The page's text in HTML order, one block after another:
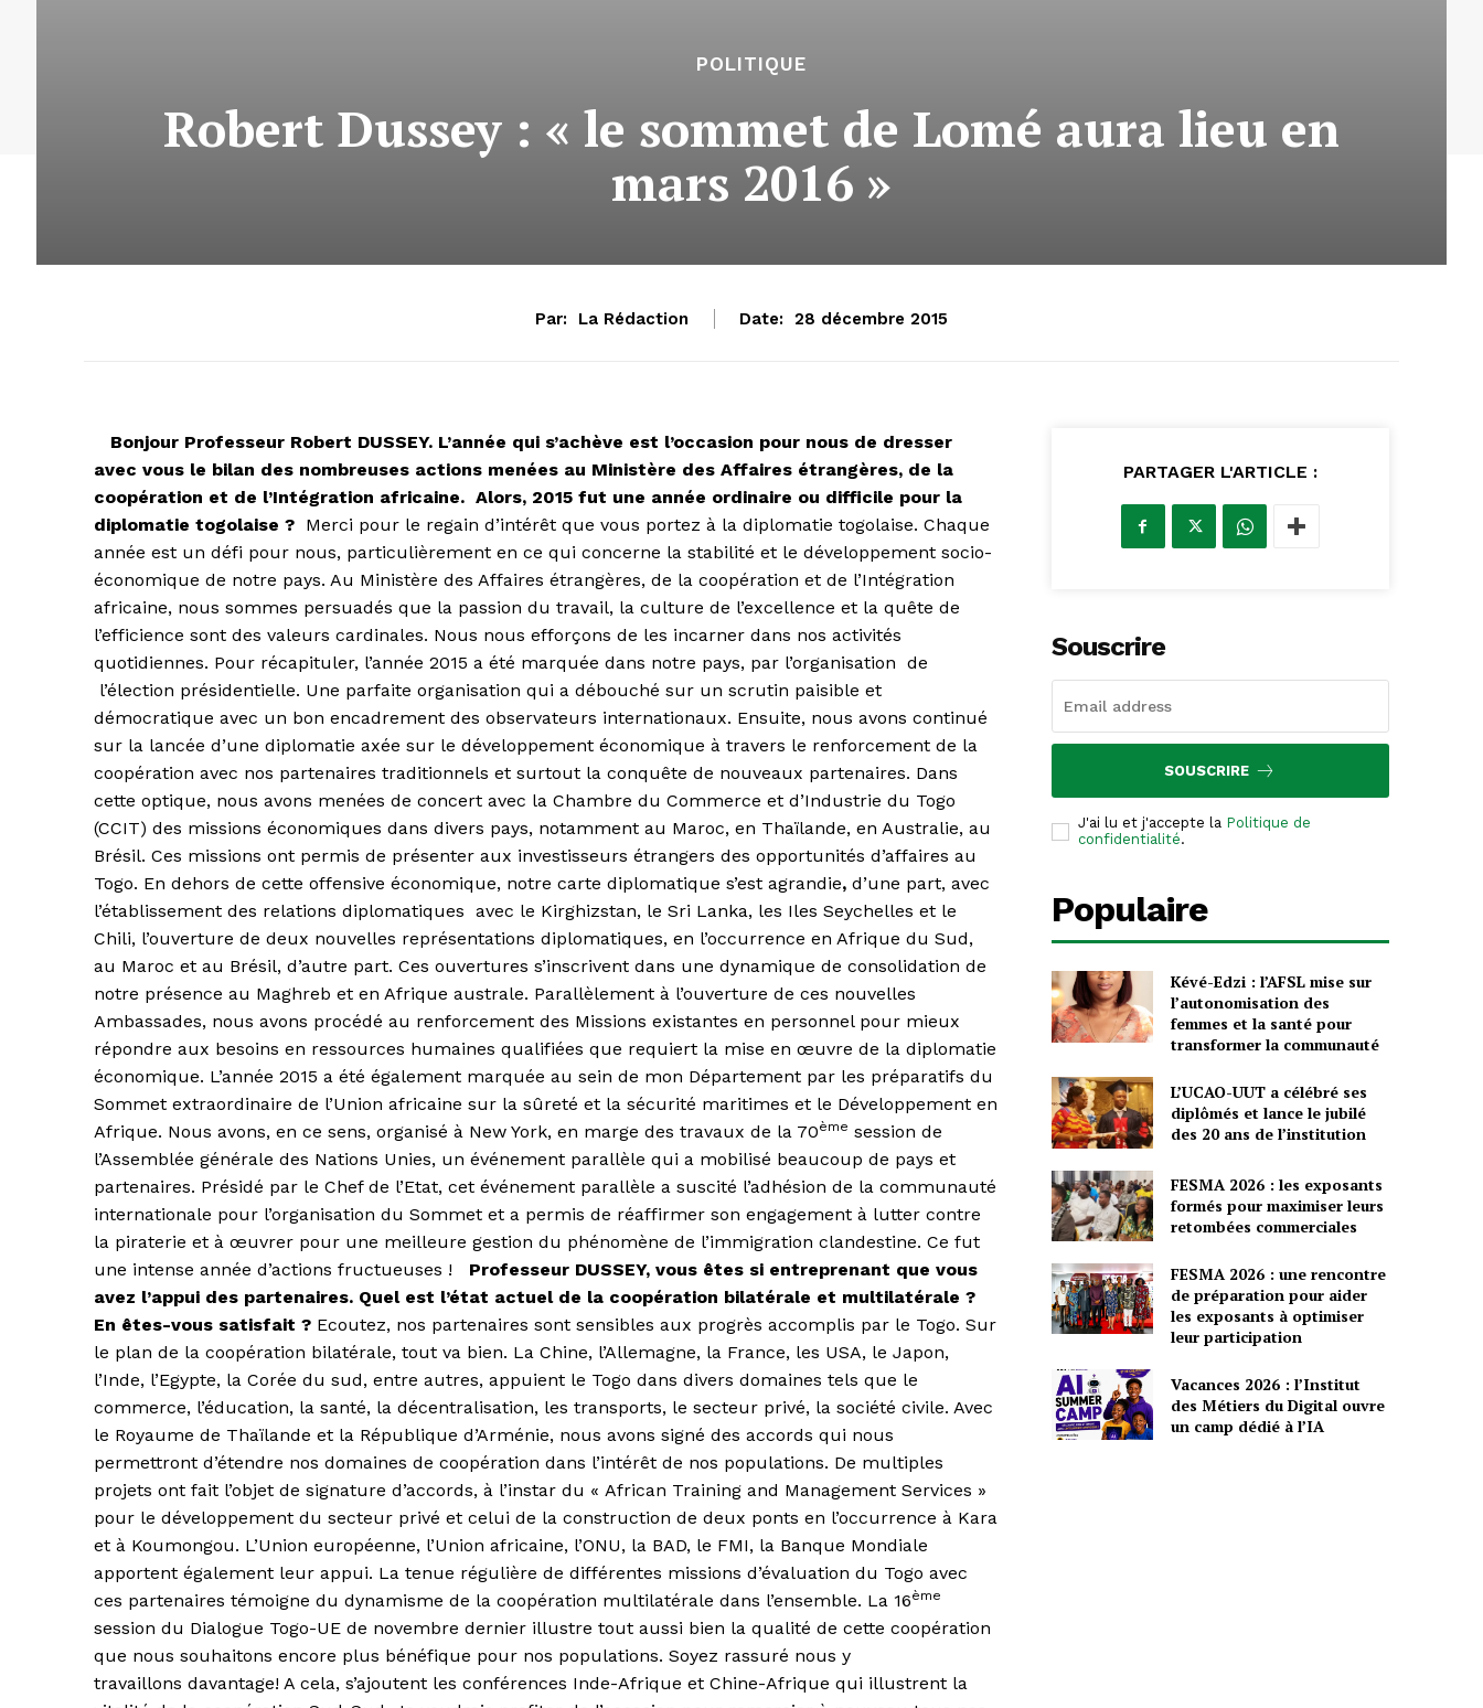
POLITIQUE
Robert Dussey : « le sommet de Lomé aura lieu en
mars 2016 »
Par: La Rédaction Date: 28 décembre 2015
Bonjour Professeur Robert DUSSEY. L’année qui s’achève est l’occasion pour nous de dresser
avec vous le bilan des nombreuses actions menées au Ministère des Affaires étrangères, de la
coopération et de l’Intégration africaine. Alors, 2015 fut une année ordinaire ou difficile pour la
diplomatie togolaise ? Merci pour le regain d’intérêt que vous portez à la diplomatie togolaise. Chaque
année est un défi pour nous, particulièrement en ce qui concerne la stabilité et le développement socio-
économique de notre pays. Au Ministère des Affaires étrangères, de la coopération et de l’Intégration
africaine, nous sommes persuadés que la passion du travail, la culture de l’excellence et la quête de
l’efficience sont des valeurs cardinales. Nous nous efforçons de les incarner dans nos activités
quotidiennes. Pour récapituler, l’année 2015 a été marquée dans notre pays, par l’organisation de
l’élection présidentielle. Une parfaite organisation qui a débouché sur un scrutin paisible et
démocratique avec un bon encadrement des observateurs internationaux. Ensuite, nous avons continué
sur la lancée d’une diplomatie axée sur le développement économique à travers le renforcement de la
coopération avec nos partenaires traditionnels et surtout la conquête de nouveaux partenaires. Dans
cette optique, nous avons menées de concert avec la Chambre du Commerce et d’Industrie du Togo
(CCIT) des missions économiques dans divers pays, notamment au Maroc, en Thaïlande, en Australie, au
Brésil. Ces missions ont permis de présenter aux investisseurs étrangers des opportunités d’affaires au
Togo. En dehors de cette offensive économique, notre carte diplomatique s’est agrandie, d’une part, avec
l’établissement des relations diplomatiques avec le Kirghizstan, le Sri Lanka, les Iles Seychelles et le
Chili, l’ouverture de deux nouvelles représentations diplomatiques, en l’occurrence en Afrique du Sud,
au Maroc et au Brésil, d’autre part. Ces ouvertures s’inscrivent dans une dynamique de consolidation de
notre présence au Maghreb et en Afrique australe. Parallèlement à l’ouverture de ces nouvelles
Ambassades, nous avons procédé au renforcement des Missions existantes en personnel pour mieux
répondre aux besoins en ressources humaines qualifiées que requiert la mise en œuvre de la diplomatie
économique. L’année 2015 a été également marquée au sein de mon Département par les préparatifs du
Sommet extraordinaire de l’Union africaine sur la sûreté et la sécurité maritimes et le Développement en
Afrique. Nous avons, en ce sens, organisé à New York, en marge des travaux de la 70ème session de
l’Assemblée générale des Nations Unies, un événement parallèle qui a mobilisé beaucoup de pays et
partenaires. Présidé par le Chef de l’Etat, cet événement parallèle a suscité l’adhésion de la communauté
internationale pour l’organisation du Sommet et a permis de réaffirmer son engagement à lutter contre
la piraterie et à œuvrer pour une meilleure gestion du phénomène de l’immigration clandestine. Ce fut
une intense année d’actions fructueuses ! Professeur DUSSEY, vous êtes si entreprenant que vous
avez l’appui des partenaires. Quel est l’état actuel de la coopération bilatérale et multilatérale ?
En êtes-vous satisfait ? Ecoutez, nos partenaires sont sensibles aux progrès accomplis par le Togo. Sur
le plan de la coopération bilatérale, tout va bien. La Chine, l’Allemagne, la France, les USA, le Japon,
l’Inde, l’Egypte, la Corée du sud, entre autres, appuient le Togo dans divers domaines tels que le
commerce, l’éducation, la santé, la décentralisation, les transports, le secteur privé, la société civile. Avec
le Royaume de Thaïlande et la République d’Arménie, nous avons signé des accords qui nous
permettront d’étendre nos domaines de coopération dans l’intérêt de nos populations. De multiples
projets ont fait l’objet de signature d’accords, à l’instar du « African Training and Management Services »
pour le développement du secteur privé et celui de la construction de deux ponts en l’occurrence à Kara
et à Koumongou. L’Union européenne, l’Union africaine, l’ONU, la BAD, le FMI, la Banque Mondiale
apportent également leur appui. La tenue régulière de différentes missions d’évaluation du Togo avec
ces partenaires témoigne du dynamisme de la coopération multilatérale dans l’ensemble. La 16ème
session du Dialogue Togo-UE de novembre dernier illustre tout aussi bien la qualité de cette coopération
que nous souhaitons encore plus bénéfique pour nos populations. Soyez rassuré nous y
travaillons davantage! A cela, s’ajoutent les conférences Inde-Afrique et Chine-Afrique qui illustrent la
PARTAGER L'ARTICLE :
Souscrire
SOUSCRIRE
J'ai lu et j'accepte la Politique de
confidentialité.
Populaire
Kévé-Edzi : l’AFSL mise sur
l’autonomisation des
femmes et la santé pour
transformer la communauté
L’UCAO-UUT a célébré ses
diplômés et lance le jubilé
des 20 ans de l’institution
FESMA 2026 : les exposants
formés pour maximiser leurs
retombées commerciales
FESMA 2026 : une rencontre
de préparation pour aider
les exposants à optimiser
leur participation
Vacances 2026 : l’Institut
des Métiers du Digital ouvre
un camp dédié à l’IA